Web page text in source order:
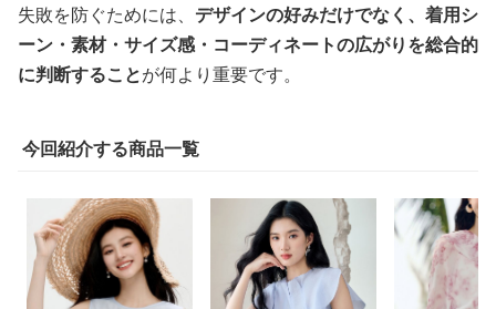
失敗を防ぐためには、 デザインの好みだけでなく、着用シ
ーン・素材・サイズ感・コーディネートの広がりを総合的
に判断することが何より重要です。
今回紹介する商品一覧